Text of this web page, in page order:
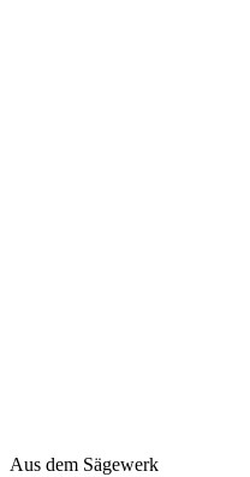
Aus dem Sägewerk